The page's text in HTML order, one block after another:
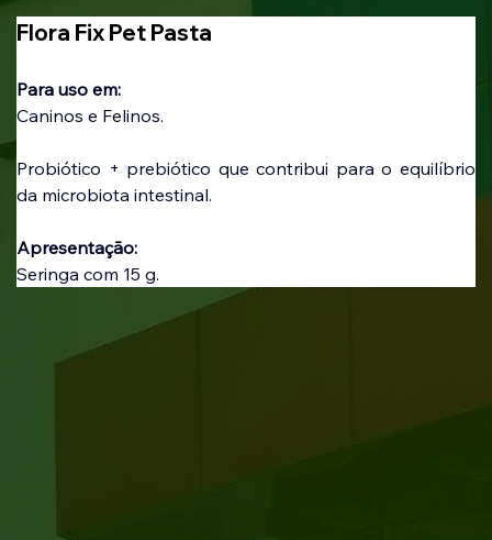
Flora Fix Pet Pasta
Para uso em:
Caninos e Felinos.
Probiótico + prebiótico que contribui para o equilíbrio
da microbiota intestinal.
Apresentação:
Seringa com 15 g.